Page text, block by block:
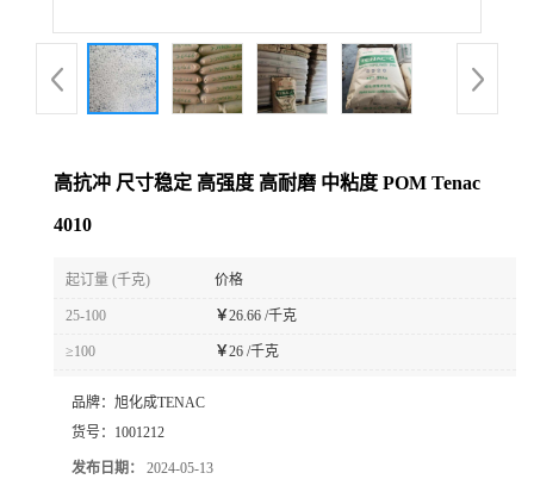
品
展
高抗冲 尺寸稳定 高强度 高耐磨 中粘度 POM Tenac
4010
起订量 (千克) 价格
25-100 ￥26.66 /千克
≥100 ￥26 /千克
品牌： 旭化成TENAC
货号： 1001212
发布日期： 2024-05-13